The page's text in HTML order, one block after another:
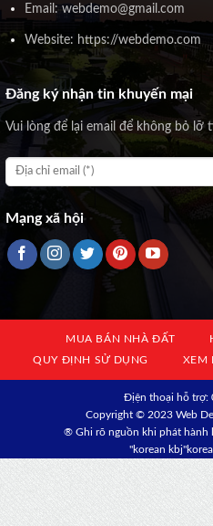
Email: webdemo@gmail.com
Website: https://webdemo.com
Đăng ký nhận tin khuyến mại
Vui lòng để lại email để không bỏ lỡ
Mạng xã hội
MUA BÁN NHÀ ĐẤT
QUY ĐỊNH SỬ DỤNG
XEM
Địện thoại hỗ trợ:
Copyright © 2023 Web
® Ghi rõ nguồn khi phát hành
"korean kbj​